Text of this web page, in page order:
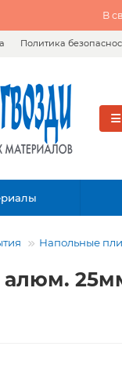
В
Политика
Напольные